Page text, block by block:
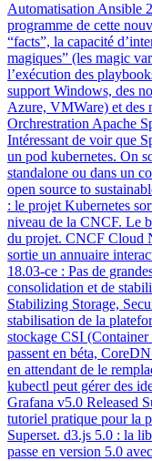
Automatisation Ansible
programme de cette
“facts”, la capacité
magiques” (les magic
l’exécution des
support Windows, des
Azure, VMWare) et des
Orchrestration Apache
Intéressant de voir que
un pod kubernetes. On
standalone ou dans un
open source to
: le projet Kubernetes
niveau de la CNCF. Le
du projet. CNCF Cloud
sortie un annuaire
18.03-ce : Pas de
consolidation et de
Stabilizing Storage,
stabilisation de la
stockage CSI
passent en béta,
en attendant de le
kubectl peut gérer des
Grafana v5.0 Released
tutoriel pratique pour la
Superset. d3.js 5.0 : la
passe en version 5.0